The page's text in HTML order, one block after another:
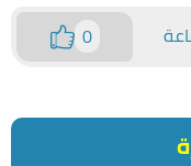
0